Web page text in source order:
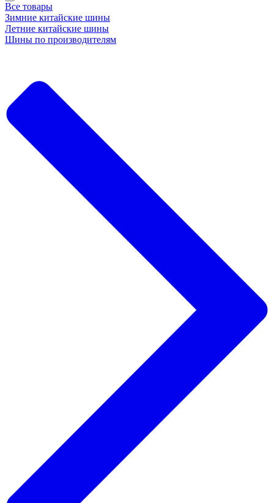
Все товары
Зимние китайские шины
Летние китайские шины
Шины по производителям